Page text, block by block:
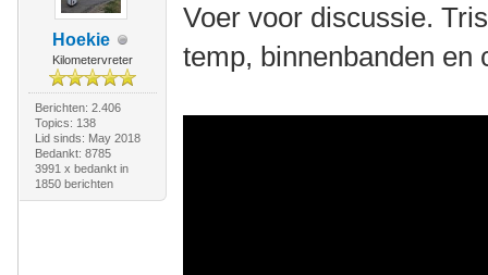
Hoekie
Kilometervreter
Berichten: 2.406
Topics: 138
Lid sinds: May 2018
Bedankt: 8785
3991 x bedankt in
1850 berichten
Voer voor discussie.
temp, binnenbanden en